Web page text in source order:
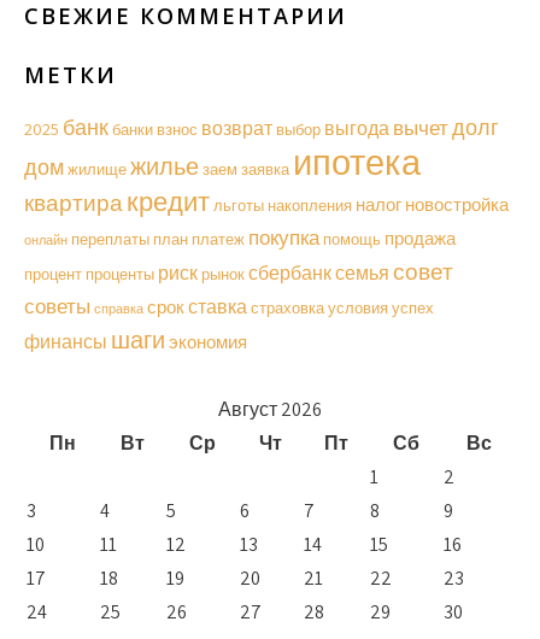
СВЕЖИЕ КОММЕНТАРИИ
МЕТКИ
2025 банкбанки взнос возврат выбор выгодавычетдолг
домжилищежильезаем заявка ипотека
квартиракредитльготы накопления налог новостройка
онлайн переплаты план платеж покупка помощь продажа
процент проценты рискрыноксбербанксемьясовет
советы справка срокставкастраховкаусловияуспех
финансы шаги экономия
Август 2026
Пн
Вт Ср Чт Пт Сб
Вс
1
2
3
4 5 6 7 8
9
10
11 12 13 14 15
16
17
18 19 20 21 22
23
24
25 26 27 28 29
30